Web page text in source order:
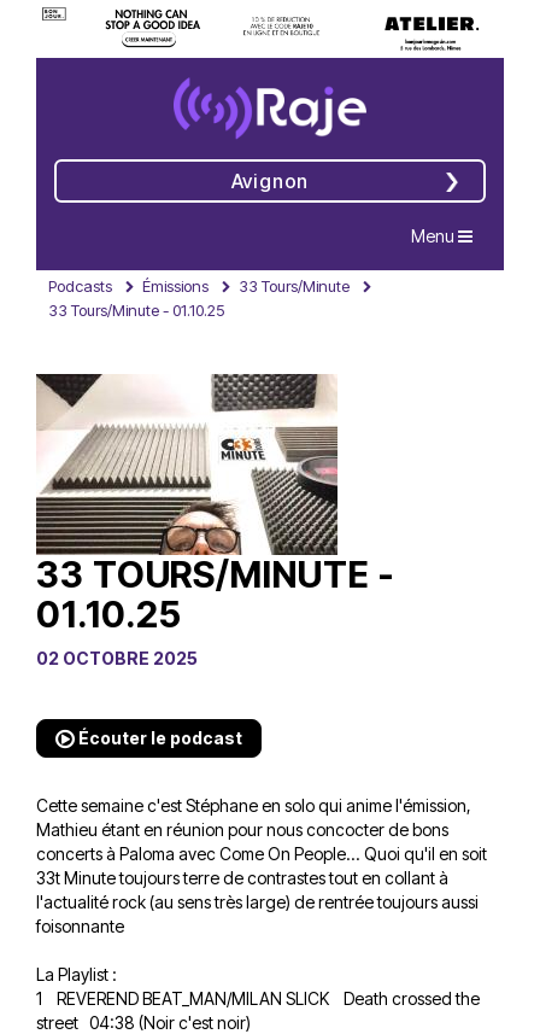
Avignon
Navigation
Menu
Podcasts Émissions
33 Tours/Minute
33 Tours/Minute - 01.10.25
33 TOURS/MINUTE -
01.10.25
02 OCTOBRE 2025
Écouter le podcast
Cette semaine c'est Stéphane en solo qui anime l'émission,
Mathieu étant en réunion pour nous concocter de bons
concerts à Paloma avec Come On People... Quoi qu'il en soit
33t Minute toujours terre de contrastes tout en collant à
l'actualité rock (au sens très large) de rentrée toujours aussi
foisonnante
La Playlist :
1 REVEREND BEAT_MAN/MILAN SLICK Death crossed the
street 04:38 (Noir c'est noir)